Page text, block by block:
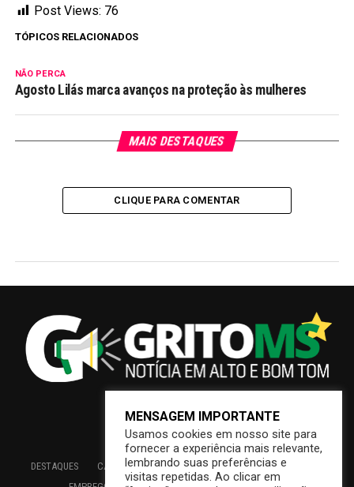
Post Views: 76
TÓPICOS RELACIONADOS
NÃO PERCA
Agosto Lilás marca avanços na proteção às mulheres
MAIS DESTAQUES
CLIQUE PARA COMENTAR
DESTAQUES CAMPO GRANDE BRASIL SAÚDE
ECONOMIA
MENSAGEM IMPORTANTE
Usamos cookies em nosso site para
fornecer a experiência mais relevante,
lembrando suas preferências e
visitas repetidas. Ao clicar em